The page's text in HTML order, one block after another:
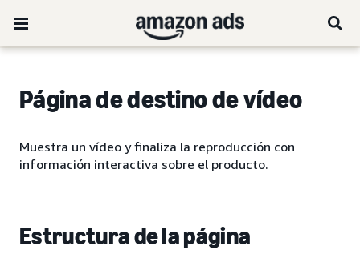
Página de destino de vídeo
Muestra un vídeo y finaliza la reproducción con
información interactiva sobre el producto.
Estructura de la página